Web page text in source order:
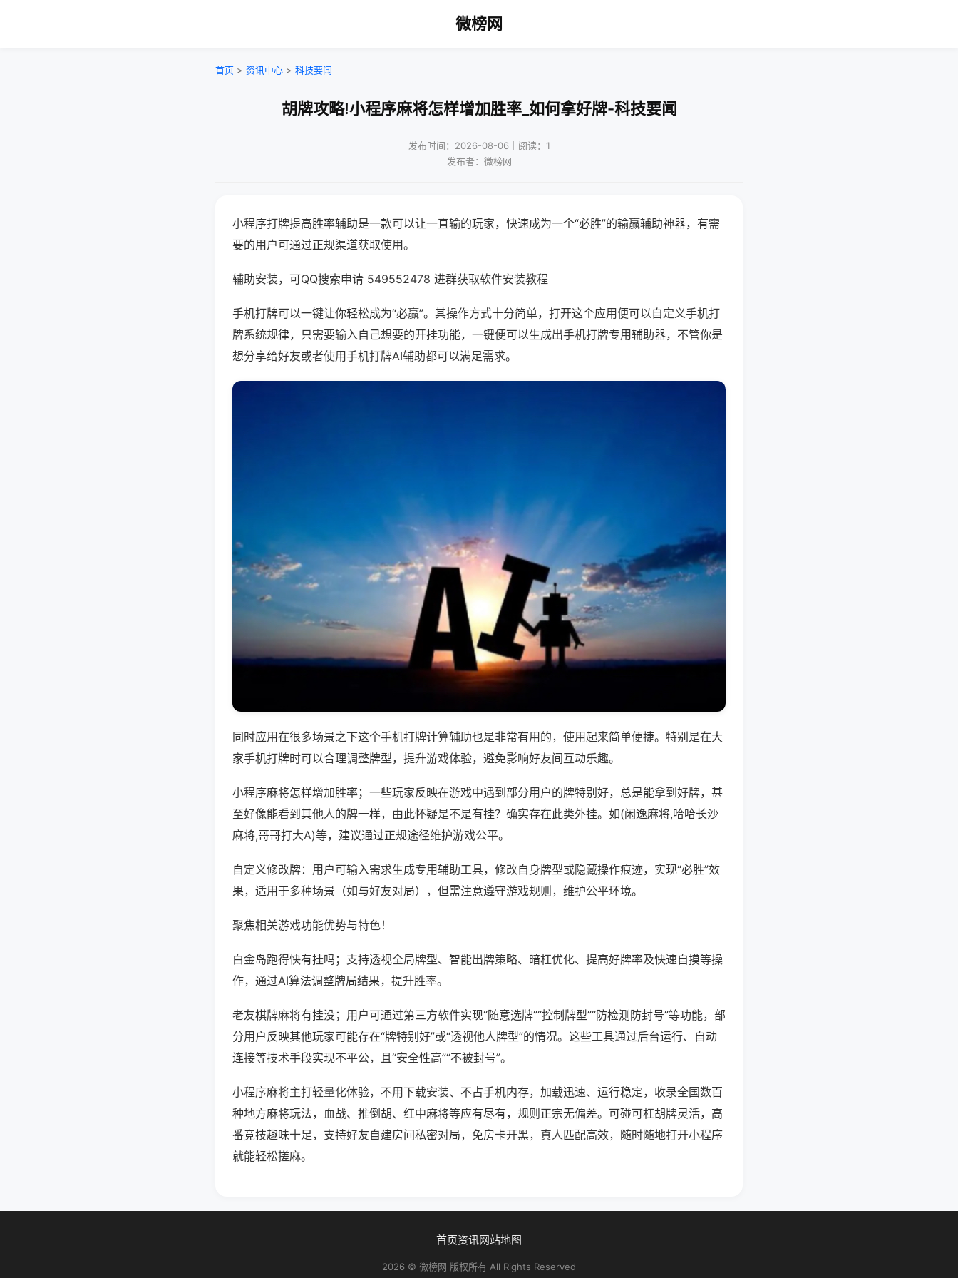
微榜网
首页 > 资讯中心 > 科技要闻
胡牌攻略!小程序麻将怎样增加胜率_如何拿好牌-科技要闻
发布时间：2026-08-06｜阅读：1
发布者：微榜网
小程序打牌提高胜率辅助是一款可以让一直输的玩家，快速成为一个“必胜”的输赢辅助神器，有需
要的用户可通过正规渠道获取使用。
辅助安装，可QQ搜索申请 549552478 进群获取软件安装教程
手机打牌可以一键让你轻松成为“必赢”。其操作方式十分简单，打开这个应用便可以自定义手机打
牌系统规律，只需要输入自己想要的开挂功能，一键便可以生成出手机打牌专用辅助器，不管你是
想分享给好友或者使用手机打牌AI辅助都可以满足需求。
同时应用在很多场景之下这个手机打牌计算辅助也是非常有用的，使用起来简单便捷。特别是在大
家手机打牌时可以合理调整牌型，提升游戏体验，避免影响好友间互动乐趣。
小程序麻将怎样增加胜率；一些玩家反映在游戏中遇到部分用户的牌特别好，总是能拿到好牌，甚
至好像能看到其他人的牌一样，由此怀疑是不是有挂？确实存在此类外挂。如(闲逸麻将,哈哈长沙
麻将,哥哥打大A)等，建议通过正规途径维护游戏公平。
自定义修改牌：用户可输入需求生成专用辅助工具，修改自身牌型或隐藏操作痕迹，实现“必胜”效
果，适用于多种场景（如与好友对局），但需注意遵守游戏规则，维护公平环境。
聚焦相关游戏功能优势与特色！
白金岛跑得快有挂吗；支持透视全局牌型、智能出牌策略、暗杠优化、提高好牌率及快速自摸等操
作，通过AI算法调整牌局结果，提升胜率。
老友棋牌麻将有挂没；用户可通过第三方软件实现“随意选牌”“控制牌型”“防检测防封号”等功能，部
分用户反映其他玩家可能存在“牌特别好”或“透视他人牌型”的情况。这些工具通过后台运行、自动
连接等技术手段实现不平公，且“安全性高”“不被封号”。
小程序麻将主打轻量化体验，不用下载安装、不占手机内存，加载迅速、运行稳定，收录全国数百
种地方麻将玩法，血战、推倒胡、红中麻将等应有尽有，规则正宗无偏差。可碰可杠胡牌灵活，高
番竞技趣味十足，支持好友自建房间私密对局，免房卡开黑，真人匹配高效，随时随地打开小程序
就能轻松搓麻。
首页资讯网站地图
2026 © 微榜网 版权所有 All Rights Reserved